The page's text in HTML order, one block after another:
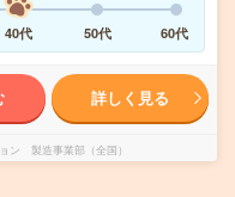
40代 50代 60代
詳しく見る
ン 製造事業部（全国）